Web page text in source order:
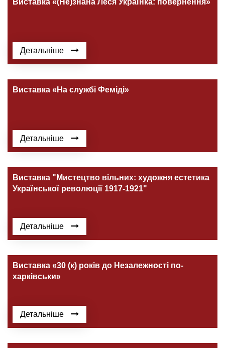
Детальніше
Виставка «На службі Феміді»
Детальніше
Виставка "Мистецтво вільних: художня естетика
Української революції 1917-1921"
Детальніше
Виставка «30 (к) років до Незалежності по-
харківськи»
Детальніше